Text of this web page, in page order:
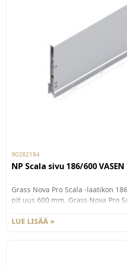
90282184
NP Scala sivu 186/600
Grass Nova Pro Scala -laatikon
pit uus 600 mm. Grass Nova Pro
maksimoitu. Väri Va lkoinen.
LUE LISÄÄ »